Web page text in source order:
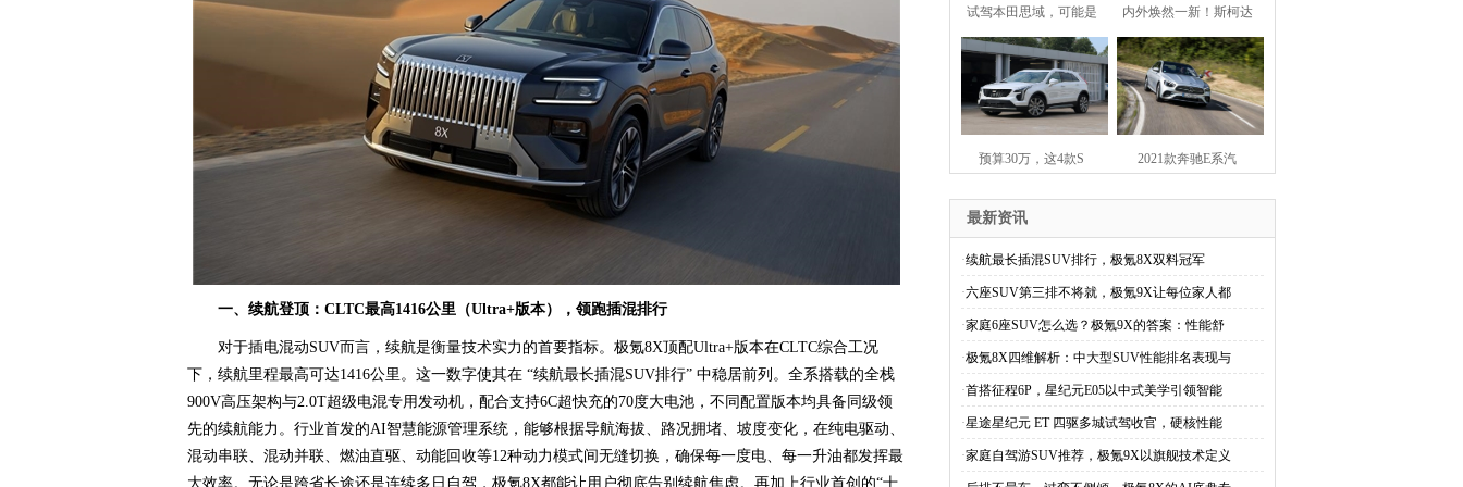
一、续航登顶：CLTC最高1416公里（Ultra+版本），领跑插混排行
对于插电混动SUV而言，续航是衡量技术实力的首要指标。极氪8X顶配Ultra+版本在CLTC综合工况
下，续航里程最高可达1416公里。这一数字使其在 “续航最长插混SUV排行” 中稳居前列。全系搭载的全栈
900V高压架构与2.0T超级电混专用发动机，配合支持6C超快充的70度大电池，不同配置版本均具备同级领
先的续航能力。行业首发的AI智慧能源管理系统，能够根据导航海拔、路况拥堵、坡度变化，在纯电驱动、
混动串联、混动并联、燃油直驱、动能回收等12种动力模式间无缝切换，确保每一度电、每一升油都发挥最
大效率。无论是跨省长途还是连续多日自驾，极氪8X都能让用户彻底告别续航焦虑。再加上行业首创的“十
试驾本田思域，可能是 内外焕然一新！斯柯达
预算30万，这4款S 2021款奔驰E系汽
最新资讯
·续航最长插混SUV排行，极氪8X双料冠军
·六座SUV第三排不将就，极氪9X让每位家人都
·家庭6座SUV怎么选？极氪9X的答案：性能舒
·极氪8X四维解析：中大型SUV性能排名表现与
·首搭征程6P，星纪元E05以中式美学引领智能
·星途星纪元 ET 四驱多城试驾收官，硬核性能
·家庭自驾游SUV推荐，极氪9X以旗舰技术定义